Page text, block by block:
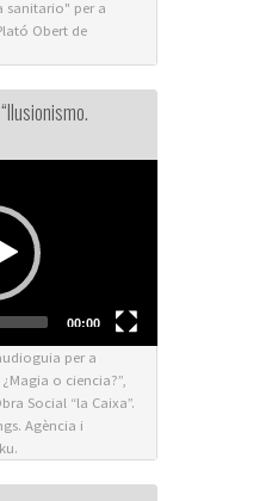
sanitario" per a
Obert de
00:00
per a
o ciencia?”,
Social “la Caixa”.
Agència i